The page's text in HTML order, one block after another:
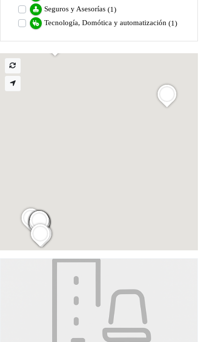
Seguros y Asesorías (1)
Tecnología, Domótica y automatización (1)